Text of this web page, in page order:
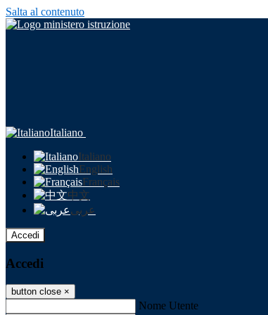
Salta al contenuto
Italiano
Italiano
English
Français
中文
عربى
Accedi
Accedi
button close ×
Nome Utente